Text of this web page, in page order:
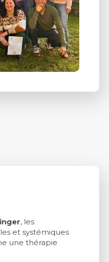
, les
et systémiques
une thérapie